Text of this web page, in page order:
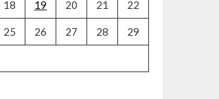
18 19 20 21 22
25 26 27 28 29